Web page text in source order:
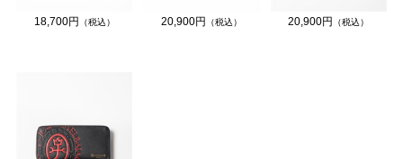
18,700円 （税込） 20,900円 （税込） 20,900円 （税込）